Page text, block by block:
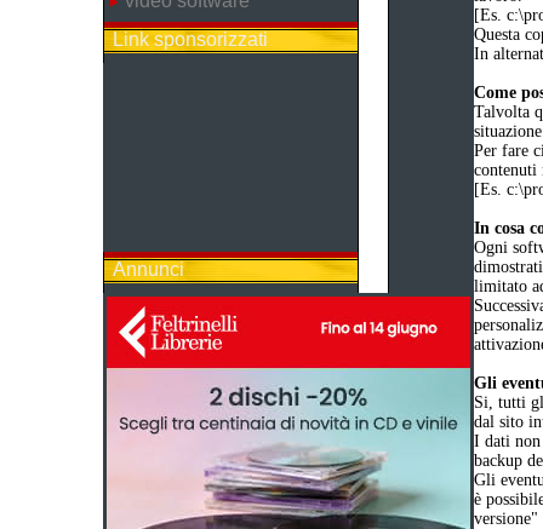
Link sponsorizzati
Annunci
[Es.
Questa
In
Come
Talvolta
Per fare
contenuti
[Es.
In cosa
Ogni
limitato
Gli
Si, tutti
dal sito
I dati
backup
Gli
è
versione"